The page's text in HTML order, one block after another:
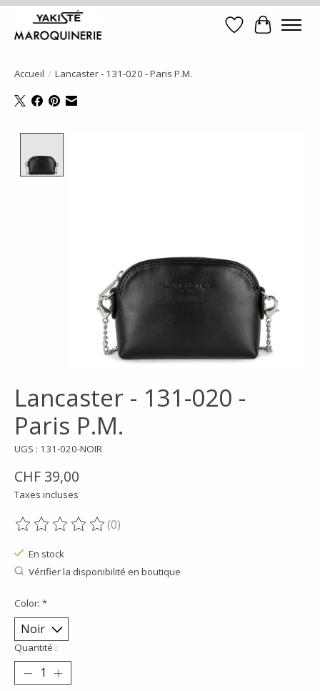
Liste dePanier
Accueil / Lancaster - 131-020 - Paris P.M.
Lancaster - 131-020 -
Paris P.M.
UGS : 131-020-NOIR
CHF 39,00
Taxes incluses
Ce produit est évalué à
(0)
En stock
Vérifier la disponibilité en boutique
Color: *
Quantité :